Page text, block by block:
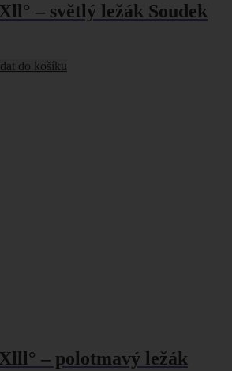
– světlý ležák Soudek
do košíku
– polotmavý ležák